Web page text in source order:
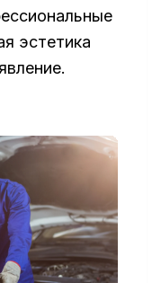
эстетика